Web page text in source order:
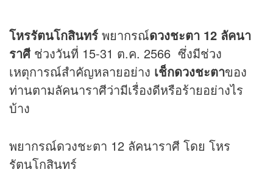
โหรรัตนโกสินทร์ พยากรณ์ดวงชะตา 12 ลัคนา
ราศีช่วงวันที่ 15-31 ต.ค. 2566 ซึ่งมีช่วง
เหตุการณ์สำคัญหลายอย่าง เช็กดวงชะตาของ
ท่านตามลัคนาราศีว่ามีเรื่องดีหรือร้ายอย่างไร
บ้าง
พยากรณ์ดวงชะตา 12 ลัคนาราศี โดย โหร
รัตนโกสินทร์